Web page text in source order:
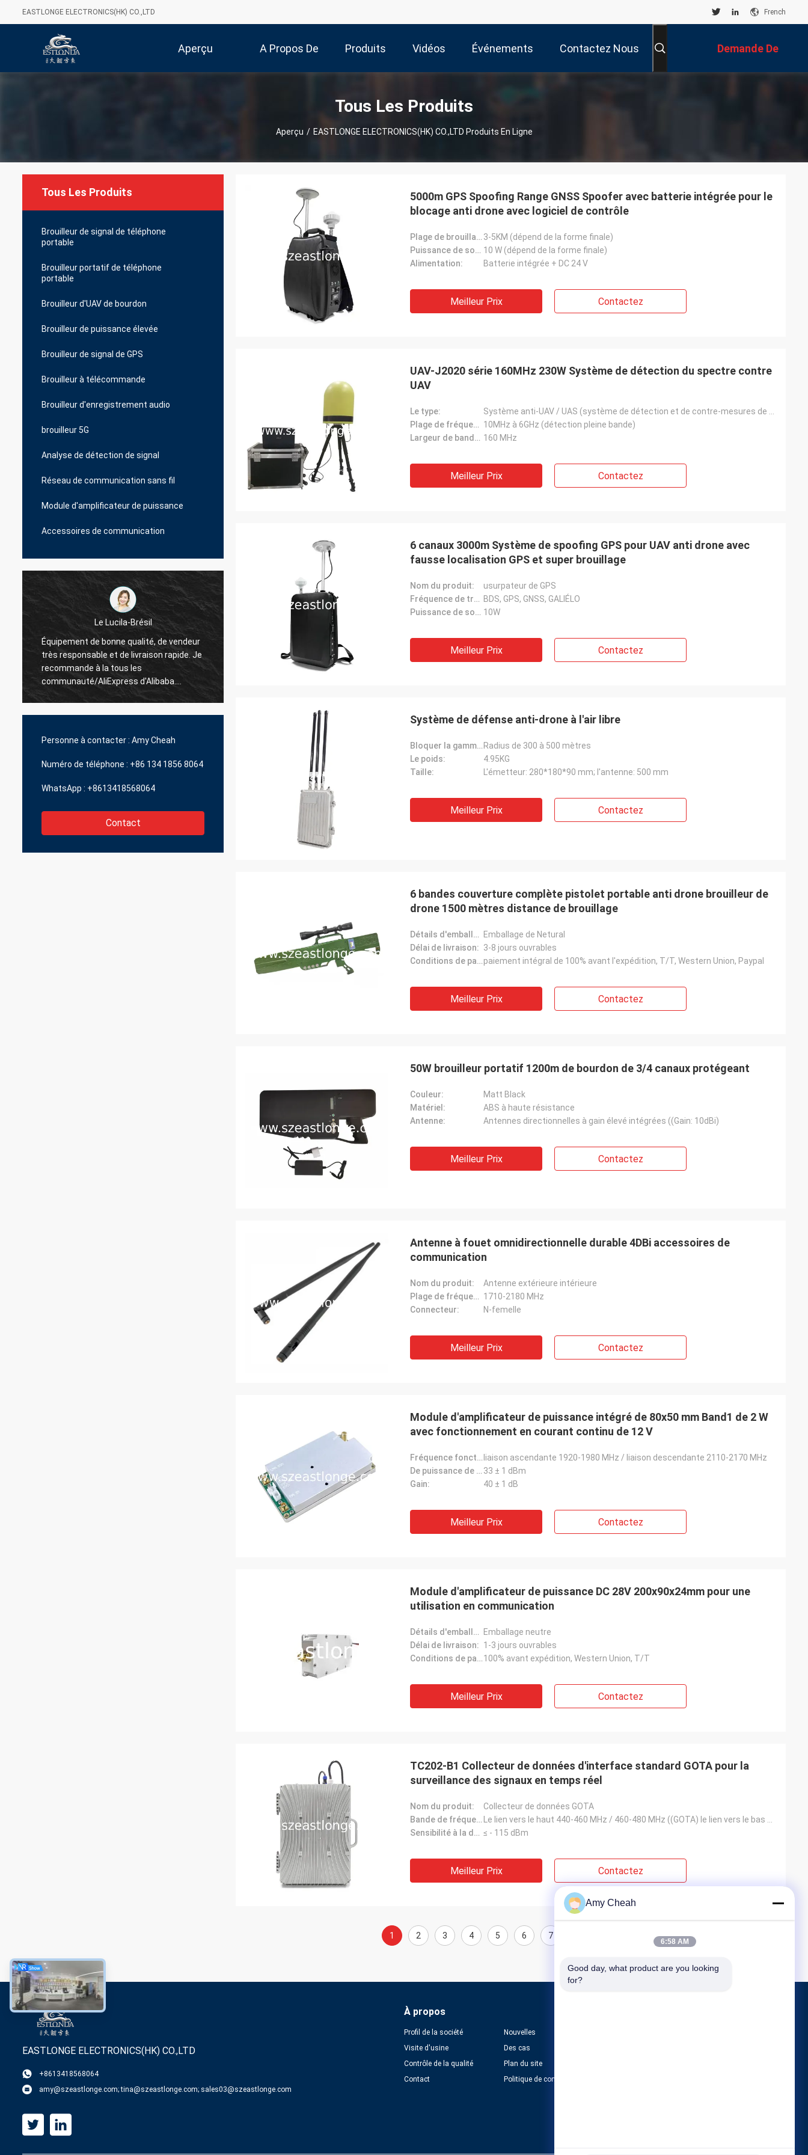
EASTLONGE ELECTRONICS(HK) CO.,LTD French
Aperçu A Propos De Produits Vidéos Événements Contactez Nous Demande De
Soumission
Tous Les Produits
Aperçu / EASTLONGE ELECTRONICS(HK) CO.,LTD Produits En Ligne
Tous Les Produits
Brouilleur de signal de téléphone
portable
Brouilleur portatif de téléphone
portable
Brouilleur d'UAV de bourdon
Brouilleur de puissance élevée
Brouilleur de signal de GPS
Brouilleur à télécommande
Brouilleur d'enregistrement audio
brouilleur 5G
Analyse de détection de signal
Réseau de communication sans fil
Module d'amplificateur de puissance
Accessoires de communication
Le Lucila-Brésil
bonne qualité, de vendeur
et de livraison rapide. Je
la tous les
d'Alibaba.
plus d'unités.
La Hamadivo-France
Le best-seller, la bonne transaction et le
délai de livraison rapide
Le Lance-Canada
expédition rapide et aucun problèmes
Personne à contacter : Amy Cheah
Numéro de téléphone : +86 134 1856 8064
WhatsApp : +8613418568064
Contact
5000m GPS Spoofing Range GNSS Spoofer avec batterie intégrée pour le
blocage anti drone avec logiciel de contrôle
Plage de brouillage: 3-5KM (dépend de la forme finale)
Puissance de sortie unique: 10 W (dépend de la forme finale)
Alimentation:
Batterie intégrée + DC 24 V
Meilleur Prix Contactez
UAV-J2020 série 160MHz 230W Système de détection du spectre contre
UAV
Le type:
Plage de fréquence de détection: 10MHz à 6GHz (détection pleine bande)
Largeur de bande de détection en temps réel: 160 MHz
Meilleur Prix Contactez
6 canaux 3000m Système de spoofing GPS pour UAV anti drone avec
fausse localisation GPS et super brouillage
Nom du produit:
usurpateur de GPS
Fréquence de travail: BDS, GPS, GNSS, GALIÉLO
Puissance de sortie par canal unique: 10W
Meilleur Prix Contactez
Système de défense anti-drone à l'air libre
Bloquer la gamme: Radius de 300 à 500 mètres
Le poids:
4.95KG
Taille:
L'émetteur: 280*180*90 mm; l'antenne: 500 mm
Meilleur Prix Contactez
6 bandes couverture complète pistolet portable anti drone brouilleur de
drone 1500 mètres distance de brouillage
Détails d'emballage:
Emballage de Netural
Délai de livraison: 3-8 jours ouvrables
Conditions de paiement:paiement intégral de 100% avant l'expédition, T/T, Western Union, Paypal
Meilleur Prix Contactez
50W brouilleur portatif 1200m de bourdon de 3/4 canaux protégeant
Couleur:
Matt Black
Matériel:
ABS à haute résistance
Antenne:
Antennes directionnelles à gain élevé intégrées ((Gain: 10dBi)
Meilleur Prix Contactez
Antenne à fouet omnidirectionnelle durable 4DBi accessoires de
communication
Nom du produit:
Antenne extérieure intérieure
Plage de fréquence: 1710-2180 MHz
Connecteur:
N-femelle
Meilleur Prix Contactez
Module d'amplificateur de puissance intégré de 80x50 mm Band1 de 2 W
avec fonctionnement en courant continu de 12 V
Fréquence fonctionnante: liaison ascendante 1920-1980 MHz / liaison descendante 2110-2170 MHz
De puissance de sortie: 33 ± 1 dBm
Gain:
40 ± 1 dB
Meilleur Prix Contactez
Module d'amplificateur de puissance DC 28V 200x90x24mm pour une
utilisation en communication
Détails d'emballage:
Emballage neutre
Délai de livraison: 1-3 jours ouvrables
Conditions de paiement:100% avant expédition, Western Union, T/T
Meilleur Prix Contactez
TC202-B1 Collecteur de données d'interface standard GOTA pour la
surveillance des signaux en temps réel
Nom du produit:
Collecteur de données GOTA
Bande de fréquence:
Sensibilité à la détection et à la collecte: ≤ - 115 dBm
Meilleur Prix Contactez
1 2 3 4 5 6 7
EASTLONGE ELECTRONICS(HK) CO.,LTD
+8613418568064
amy@szeastlonge.com; tina@szeastlonge.com; sales03@szeastlonge.com
À propos
Profil de la société
Visite d'usine
Contrôle de la qualité
Contact
Nouvelles
Des cas
Plan du site
Politique de confidentialité
Amy Cheah
6:58 AM
Good day, what product are you looking
for?